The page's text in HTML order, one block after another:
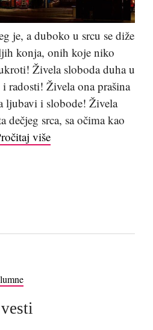
je, a duboko u srcu se diže
konja, onih koje niko
Živela sloboda duha u
radosti! Živela ona prašina
ljubavi i slobode! Živela
dečjeg srca, sa očima kao
više